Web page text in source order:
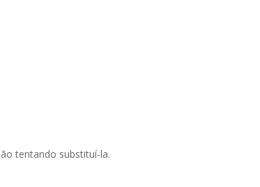
tentando substituí-la.